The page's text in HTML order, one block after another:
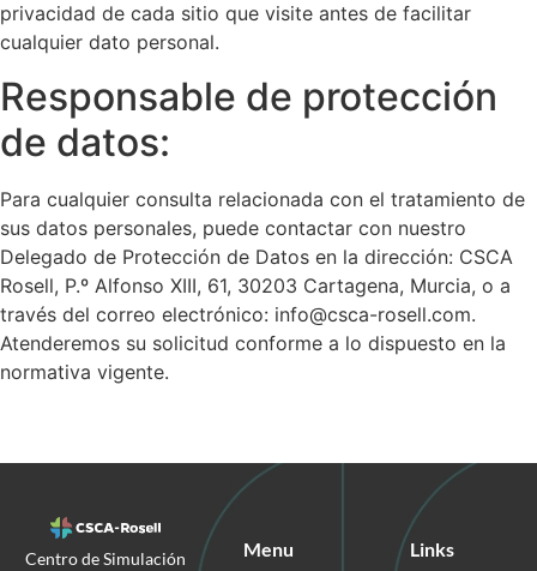
privacidad de cada sitio que visite antes de facilitar
cualquier dato personal.
Responsable de protección
de datos:
Para cualquier consulta relacionada con el tratamiento de
sus datos personales, puede contactar con nuestro
Delegado de Protección de Datos en la dirección: CSCA
Rosell, P.º Alfonso XIII, 61, 30203 Cartagena, Murcia, o a
través del correo electrónico: info@csca-rosell.com.
Atenderemos su solicitud conforme a lo dispuesto en la
normativa vigente.
Centro de Simulación Menu Links